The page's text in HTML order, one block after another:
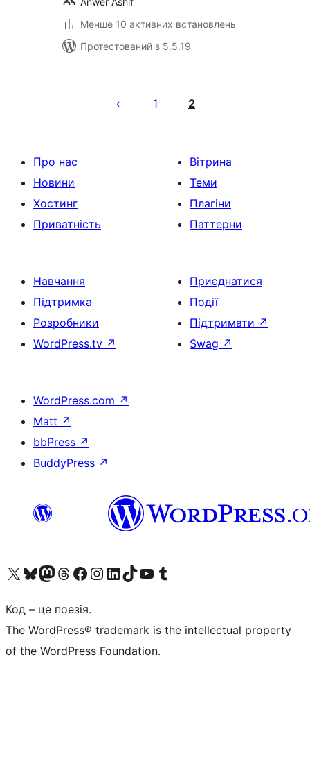
Менше 10 активних встановлень
Протестований з 5.5.19
записів
1 2
Про нас
Новини
Хостинг
Приватність
Вітрина
Теми
Плагіни
Паттерни
Навчання
Підтримка
Розробники
WordPress.tv ↗
Приєднатися
Події
Підтримати ↗
Swag ↗
WordPress.com ↗
Matt ↗
bbPress ↗
BuddyPress ↗
Visit our X (formerly Twitter) account
Visit our Bluesky account
Завітайте до нашої стрічки в Mastodon
Visit our Threads account
Завітайте на нашу сторінку в Facebook
Visit our Instagram account
Visit our LinkedIn account
Visit our TikTok account
Visit our YouTube channel
Visit our Tumblr account
Код – це поезія.
The WordPress® trademark is the intellectual property
of the WordPress Foundation.